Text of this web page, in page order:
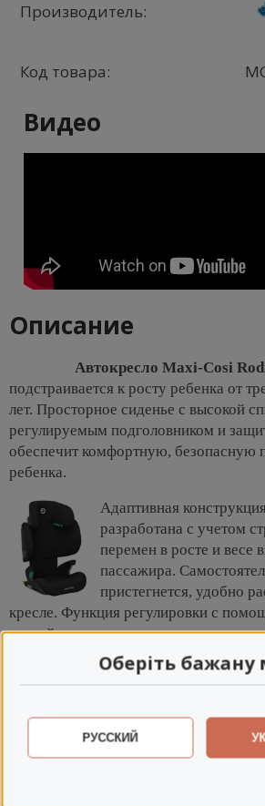
Производитель:
Код товара:
Видео
Описание
Автокресло Maxi-Cosi
подстраивается к росту ребенка от
лет. Просторное сиденье с высокой
регулируемым подголовником и
обеспечит комфортную, безопасную
ребенка.
Адаптивная
разработана с учетом
перемен в росте и весе
пассажира.
пристегнется, удобно
кресле. Функция регулировки с
задней части подголовника и спинки
поднять сиденье по росту. Сиденье-
ребенка до достижения роста 150
сдвинуть вверх вместе с
наполнители детского кресла
переработанных материалов,
Оберіть бажану
РУССКИЙ